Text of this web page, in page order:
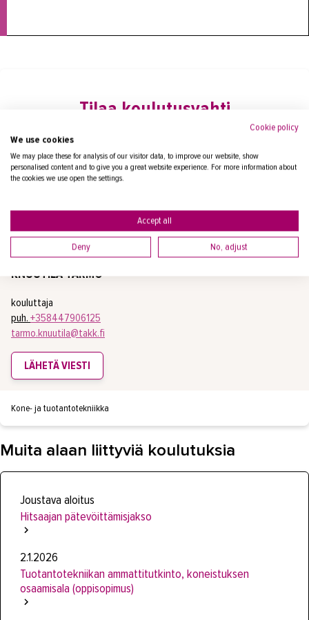
Tilaa koulutusvahti
Voit tilata sähköpostiisi ilmoituksen, kun seuraava
KNUUTILA TARMO
kouluttaja
puh. +358447906125
tarmo.knuutila@takk.fi
LÄHETÄ VIESTI
Kone- ja tuotantotekniikka
Muita alaan liittyviä koulutuksia
Joustava aloitus
Hitsaajan pätevöittämisjakso
2.1.2026
Tuotantotekniikan ammattitutkinto, koneistuksen
osaamisala (oppisopimus)
Cookie policy
We use cookies
We may place these for analysis of our visitor data, to improve our website, show
personalised content and to give you a great website experience. For more information about
the cookies we use open the settings.
Accept all
Deny No, adjust